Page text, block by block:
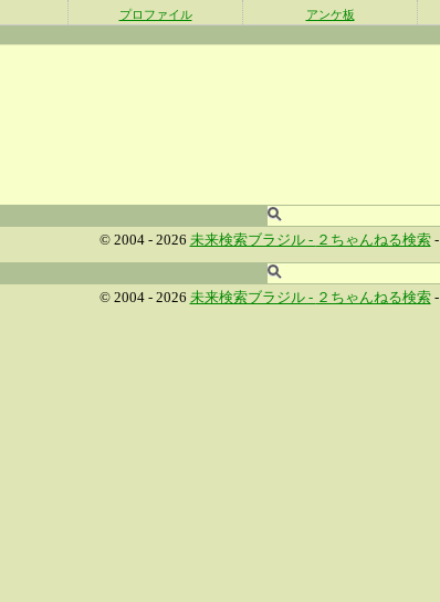
プロファイル アンケ板
© 2004 - 2026 未来検索ブラジル - ２ちゃんねる検索-
© 2004 - 2026 未来検索ブラジル - ２ちゃんねる検索-